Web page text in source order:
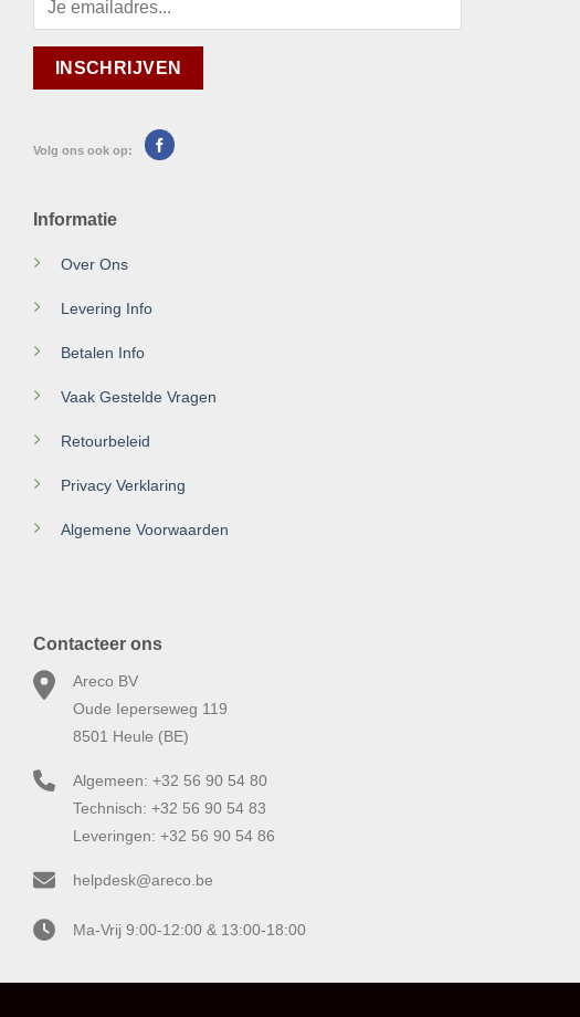
Volg ons ook op:
Informatie
Over Ons
Levering Info
Betalen Info
Vaak Gestelde Vragen
Retourbeleid
Privacy Verklaring
Algemene Voorwaarden
Contacteer ons
Areco BV
Oude Ieperseweg 119
8501 Heule (BE)
Algemeen: +32 56 90 54 80
Technisch: +32 56 90 54 83
Leveringen: +32 56 90 54 86
helpdesk@areco.be
Ma-Vrij 9:00-12:00 & 13:00-18:00